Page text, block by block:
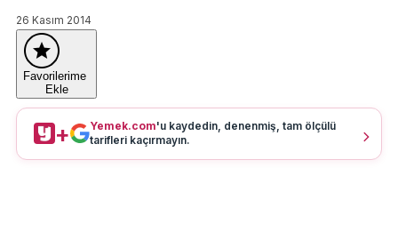
26 Kasım 2014
Favorilerime
Ekle
+ Yemek.com'u kaydedin, denenmiş, tam ölçülü
tarifleri kaçırmayın.